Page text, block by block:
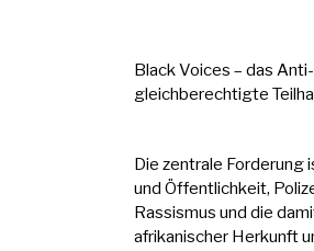
Black Voices – das
gleichberechtigte
Die zentrale Forderung
und Öffentlichkeit,
Rassismus und die
afrikanischer Herkunft